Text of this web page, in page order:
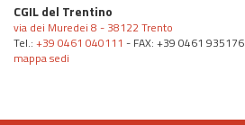
CGIL del Trentino
via dei Muredei 8 - 38122 Trento
Tel.: +39 0461 040111 - FAX: +39 0461 935176
mappa sedi